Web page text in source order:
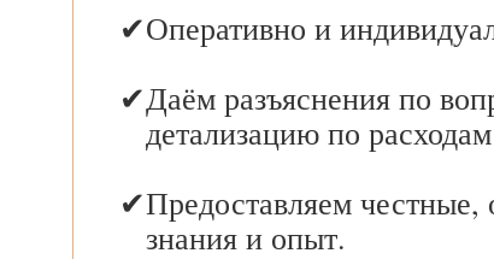
Оперативно и
Даём разъяснения по
детализацию по
Предоставляем честные,
знания и опыт.